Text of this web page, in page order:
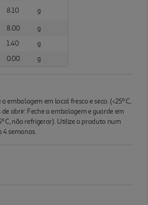
8.10 g
8.00
g
1.40
g
0.00 g
embalagem em local fresco e seco. (<25º C,
abrir: Feche a embalagem e guarde em
C, não refrigerar). Utilize o produto num
4 semanas.